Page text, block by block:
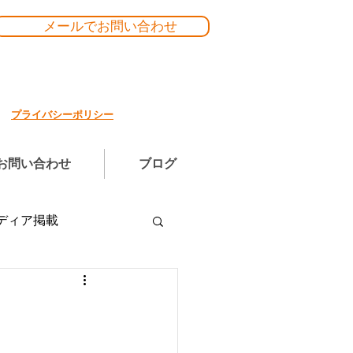
メールでお問い合わせ
プライバシーポリシー
問い合わせ ブログ
ィア掲載